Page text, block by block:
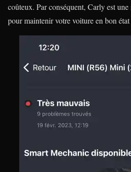
coûteux. Par conséquent, Carly est
pour maintenir votre voiture en bon